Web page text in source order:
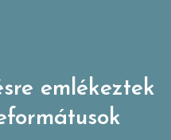
emlékeztek